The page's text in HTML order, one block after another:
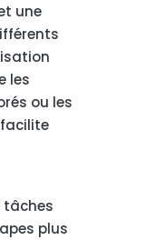
une
les
ou les
plus